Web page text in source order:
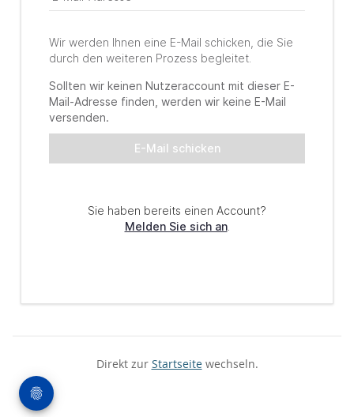
Direkt zur Startseitewechseln.